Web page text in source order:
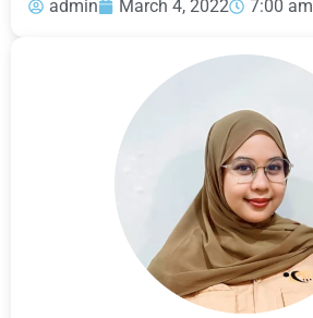
admin March 4, 2022 7:00 am